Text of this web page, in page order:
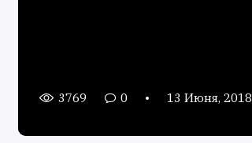
3769 0 13 Июня, 2018